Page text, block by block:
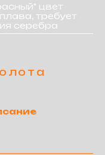
цвет
требует
серебра